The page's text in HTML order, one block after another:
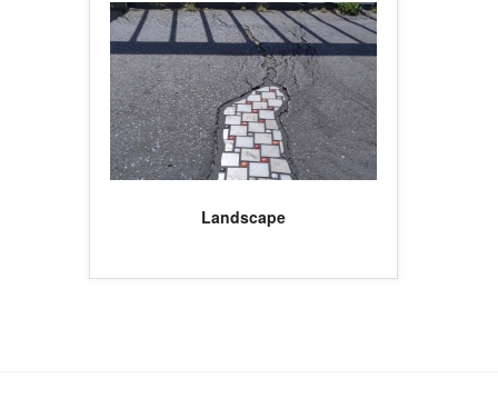
Landscape